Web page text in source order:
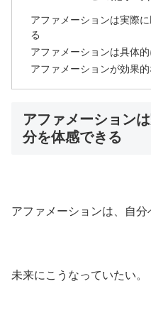
アファメーションは実際
る
アファメーションは具体
アファメーションが効果
アファメーション
分を体感できる
アファメーションは、自分
未来にこうなっていたい。